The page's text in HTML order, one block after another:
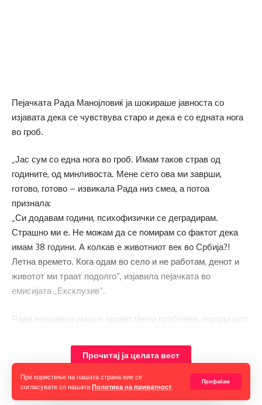
При користење на нашата страна вие се
согласувате со нашата Политика на приватност
Прифаќам
Пејачката Рада Манојловиќ ја шокираше јавноста со
изјавата дека се чувствува старо и дека е со едната нога
во гроб.
„Јас сум со една нога во гроб. Имам таков страв од
годините, од минливоста. Мене сето ова ми заврши,
готово, готово – извикала Рада низ смеа, а потоа
признала:
„Си додавам години, психофизички се деградирам.
Страшно ми е. Не можам да се помирам со фактот дека
имам 38 години. А колкав е животниот век во Србија?!
Летна времето. Кога одам во село и не работам, денот и
животот ми траат подолго“, изјавила пејачката во
емисијата „Ексклузив“.
Рада неодамна имаше здравствени проблеми, поради што
-Рада веќе две-три години буквално не може одвреме-
навреме да зборува кога ќе и се случи овој здравствен
проблем. Но, тоа ќе го претурка на нозе или ќе се напие
некое апче за да и го отвори грлото за да може да работи,
Прочитај ја целата вест